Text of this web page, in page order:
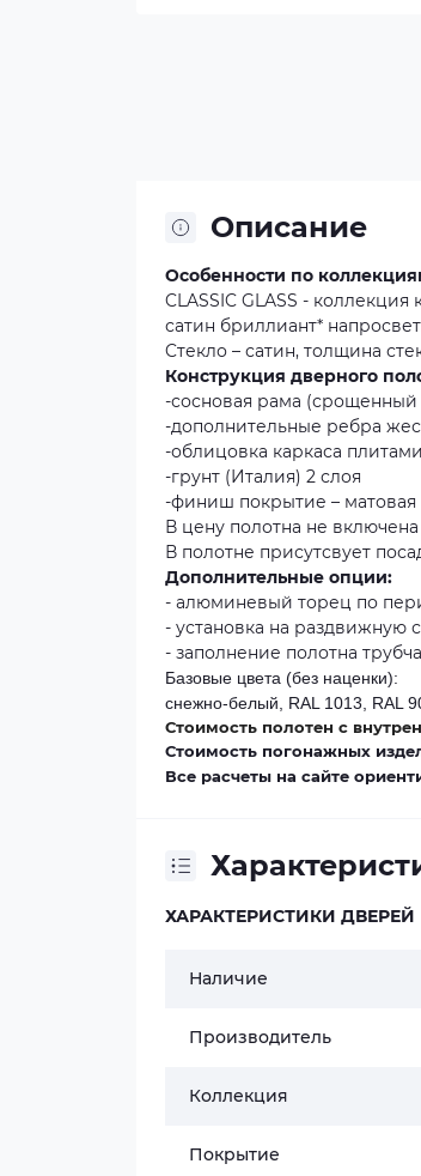
Описание
Особенности по
CLASSIC GLASS -
сатин бриллиант*
Cтекло – сатин, толщина
Конструкция дверного
-сосновая рама
-дополнительные ребра
-облицовка каркаса
-грунт (Италия) 2 слоя
-финиш покрытие – матовая
В цену полотна не
В полотне присутсвует
Дополнительные опции:
- алюминевый торец по
- установка на раздвижную
- заполнение полотна
Базовые цвета (без наценки):
снежно-белый, RAL 1013, RAL
Стоимость полотен с
Стоимость погонажных
Все расчеты на сайте
ХАРАКТЕРИСТИКИ ДВЕРЕЙ
Наличие
Производитель
Коллекция
Покрытие